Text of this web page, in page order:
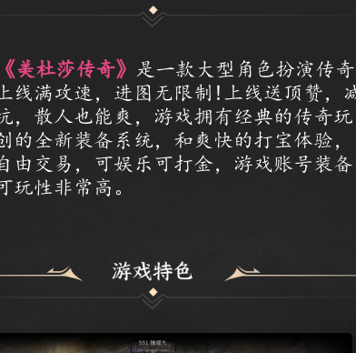
《美杜莎传奇》 是一款大型角色扮演传奇
线满攻速，进图无限制!上线送顶赞，
，散人也能爽，游戏拥有经典的传奇玩
的全新装备系统，和爽快的打宝体验，
由交易，可娱乐可打金，游戏账号装备
玩性非常高。